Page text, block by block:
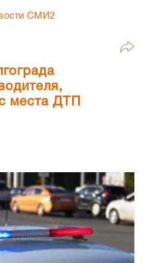
СМИ2
места ДТП